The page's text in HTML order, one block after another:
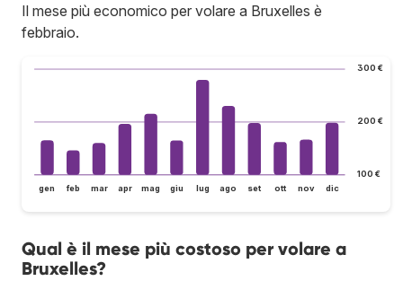
Il mese più economico per volare a Bruxelles è
febbraio.
100 €
200 €
300 €
gen feb mar apr mag giu lug ago set ott nov dic
Qual è il mese più costoso per volare a
Bruxelles?